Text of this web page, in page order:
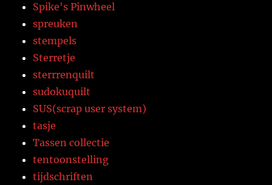
Spike's Pinwheel
spreuken
stempels
Sterretje
sterrrenquilt
sudokuquilt
SUS(scrap user system)
tasje
Tassen collectie
tentoonstelling
tijdschriften